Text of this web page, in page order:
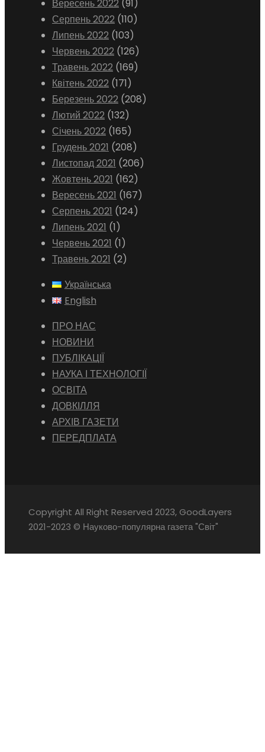
Вересень 2022 (91)
Серпень 2022 (110)
Липень 2022 (103)
Червень 2022 (126)
Травень 2022 (169)
Квітень 2022 (171)
Березень 2022 (208)
Лютий 2022 (132)
Січень 2022 (165)
Грудень 2021 (208)
Листопад 2021 (206)
Жовтень 2021 (162)
Вересень 2021 (167)
Серпень 2021 (124)
Липень 2021 (1)
Червень 2021 (1)
Травень 2021 (2)
Українська
English
ПРО НАС
НОВИНИ
ПУБЛІКАЦІЇ
НАУКА І ТЕХНОЛОГІЇ
ОСВІТА
ДОВКІЛЛЯ
АРХІВ ГАЗЕТИ
ПЕРЕДПЛАТА
Copyright All Right Reserved 2023, GoodLayers
2021-2023 © Науково-популярна газета "Світ"